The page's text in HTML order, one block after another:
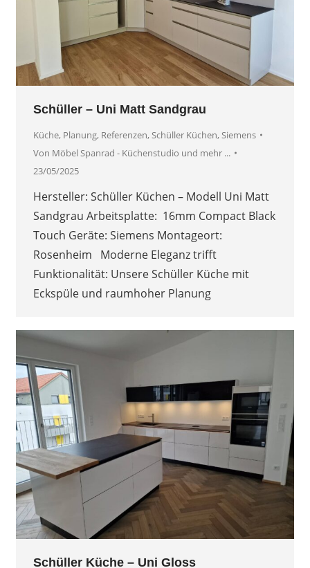
Schüller – Uni Matt Sandgrau
Küche, Planung, Referenzen, Schüller Küchen, Siemens
Von Möbel Spanrad - Küchenstudio und mehr ...
23/05/2025
Hersteller: Schüller Küchen – Modell Uni Matt
Sandgrau Arbeitsplatte: 16mm Compact Black
Touch Geräte: Siemens Montageort:
Rosenheim Moderne Eleganz trifft
Funktionalität: Unsere Schüller Küche mit
Eckspüle und raumhoher Planung
Schüller Küche – Uni Gloss